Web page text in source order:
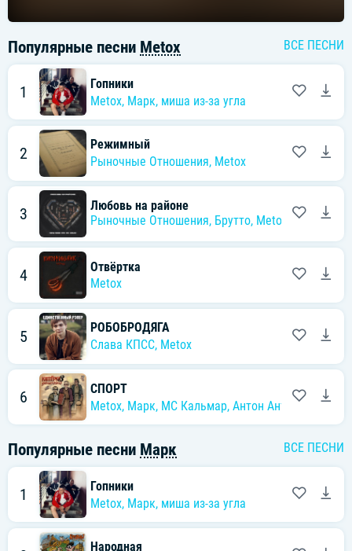
Популярные песни Metox ВСЕ ПЕСНИ
1
Гопники
Metox, Марк, миша из-за угла
2
Режимный
Рыночные Отношения, Metox
3
Любовь на районе
Рыночные Отношения, Брутто, Metox Карась
4
Отвёртка
Metox
5
РОБОБРОДЯГА
Слава КПСС, Metox
6
СПОРТ
Metox, Марк, MC Кальмар, Антон Антипов
Популярные песни Марк ВСЕ ПЕСНИ
1
Гопники
Metox, Марк, миша из-за угла
Народная